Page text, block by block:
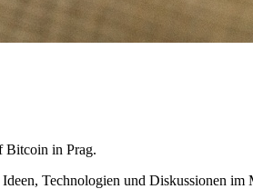
Bitcoin in Prag.
Technologien und Diskussionen im